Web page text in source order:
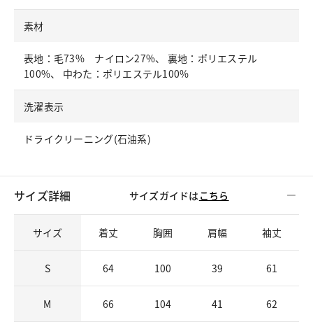
素材
表地：毛73% ナイロン27%、 裏地：ポリエステル
100%、 中わた：ポリエステル100%
洗濯表示
ドライクリーニング(石油系)
サイズ詳細 サイズガイドは こちら
サイズ 着丈 胸囲 肩幅 袖丈
S 64 100 39 61
M 66 104 41 62